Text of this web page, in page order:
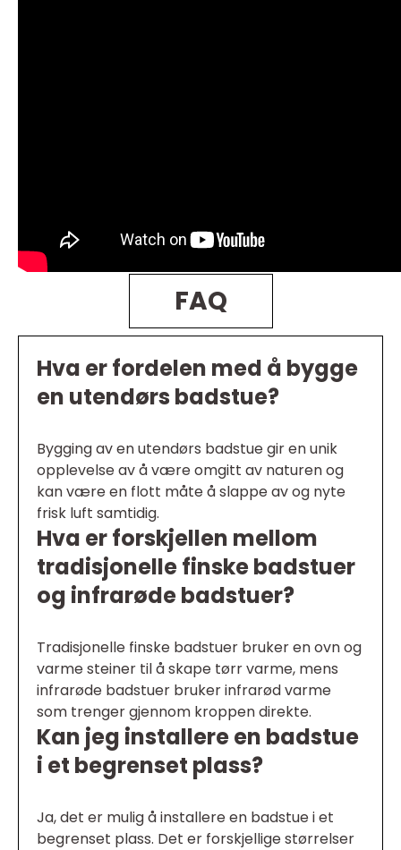
FAQ
Hva er fordelen med å bygge
en utendørs badstue?
Bygging av en utendørs badstue gir en unik
opplevelse av å være omgitt av naturen og
kan være en flott måte å slappe av og nyte
frisk luft samtidig.
Hva er forskjellen mellom
tradisjonelle finske badstuer
og infrarøde badstuer?
Tradisjonelle finske badstuer bruker en ovn og
varme steiner til å skape tørr varme, mens
infrarøde badstuer bruker infrarød varme
som trenger gjennom kroppen direkte.
Kan jeg installere en badstue
i et begrenset plass?
Ja, det er mulig å installere en badstue i et
begrenset plass. Det er forskjellige størrelser